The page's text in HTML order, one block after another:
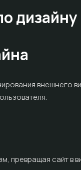
внешнего
превращая сайт